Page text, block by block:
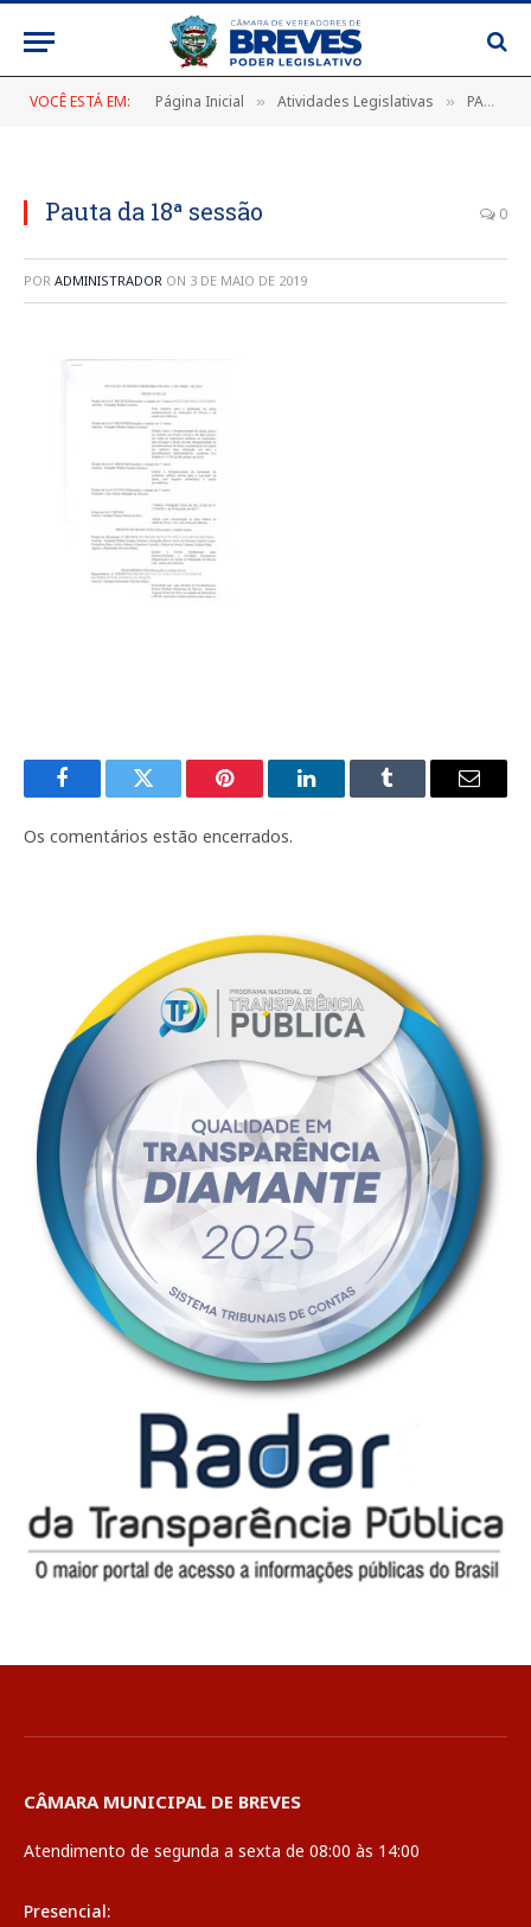
VOCÊ ESTÁ EM: Página Inicial » Atividades Legislativas » PAUTA DA 18ª SESSÃO ORDINÁRIA DO DIA 11 DE ABRIL DE 2019
Pauta da 18ª sessão 0
POR ADMINISTRADOR ON 3 DE MAIO DE 2019
FacebookTwitter Pinterest LinkedInTumblr
E-
Os comentários estão encerrados.
CÂMARA MUNICIPAL DE BREVES
Atendimento de segunda a sexta de 08:00 às 14:00
Presencial: